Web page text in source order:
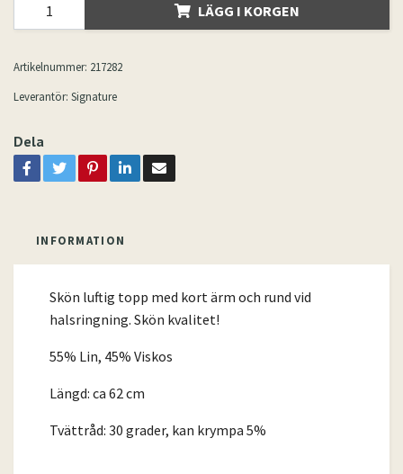
LÄGG I KORGEN
Artikelnummer: 217282
Leverantör: Signature
Dela
INFORMATION
Skön luftig topp med kort ärm och rund vid
halsringning. Skön kvalitet!
55% Lin, 45% Viskos
Längd: ca 62 cm
Tvättråd: 30 grader, kan krympa 5%